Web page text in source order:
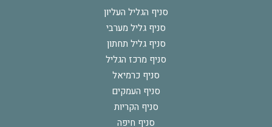
סניף הגליל העליון
סניף גליל מערבי
סניף גליל תחתון
סניף מרכז הגליל
סניף כרמיאל
סניף העמקים
סניף הקריות
סניף חיפה